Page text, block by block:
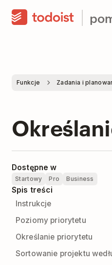
Funkcje Zadania i
Dostępne w
Startowy Pro Business
Spis treści
Instrukcje
Poziomy priorytetu
Określanie priorytetu
Sortowanie projektu